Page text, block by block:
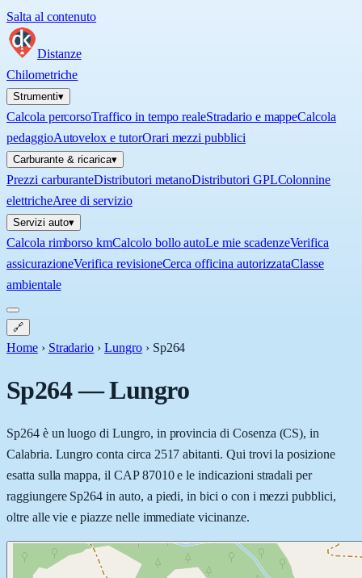
Salta al contenuto
Distanze
Chilometriche
Strumenti▾
Calcola percorsoTraffico in tempo realeStradario e mappeCalcola
pedaggioAutovelox e tutorOrari mezzi pubblici
Carburante & ricarica▾
Prezzi carburanteDistributori metanoDistributori GPLColonnine
elettricheAree di servizio
Servizi auto▾
Calcola rimborso kmCalcolo bollo autoLe mie scadenzeVerifica
assicurazioneVerifica revisioneCerca officina autorizzataClasse
ambientale
🔗
Home › Stradario › Lungro › Sp264
Sp264—Lungro
Sp264 è un luogo di Lungro, in provincia di Cosenza (CS), in
Calabria. Lungro conta circa 2517 abitanti. Qui trovi la posizione
esatta sulla mappa, il CAP 87010 e le indicazioni stradali per
raggiungere Sp264 in auto, a piedi, in bici o con i mezzi pubblici,
oltre alle vie e piazze nelle immediate vicinanze.